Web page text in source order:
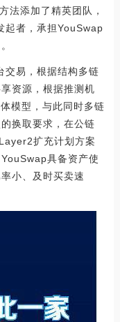
法添加了精英团队，
起者，承担YouSwap
交易，根据结构多链
资源，根据推测机
模型，与此同时多链
换取要求，在公链
扩充计划方案
具备资产使
小、及时买卖速